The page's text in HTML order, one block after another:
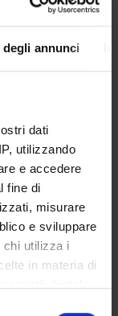
annunci
dati
utilizzando
e accedere
fine di
misurare
e sviluppare
chi utilizza i
in materia di
in